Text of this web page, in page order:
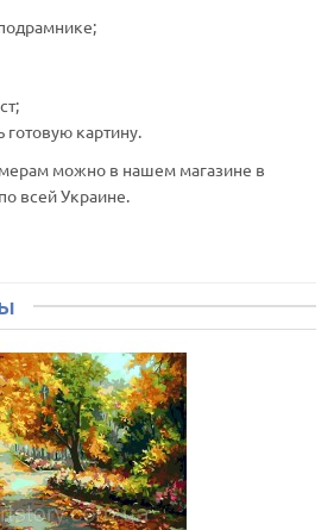
готовую картину.
можно в нашем магазине в
всей Украине.